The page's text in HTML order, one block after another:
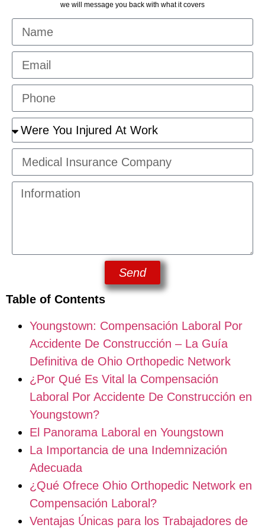
we will message you back with what it covers
Send
Table of Contents
Youngstown: Compensación Laboral Por
Accidente De Construcción – La Guía
Definitiva de Ohio Orthopedic Network
¿Por Qué Es Vital la Compensación
Laboral Por Accidente De Construcción en
Youngstown?
El Panorama Laboral en Youngstown
La Importancia de una Indemnización
Adecuada
¿Qué Ofrece Ohio Orthopedic Network en
Compensación Laboral?
Ventajas Únicas para los Trabajadores de